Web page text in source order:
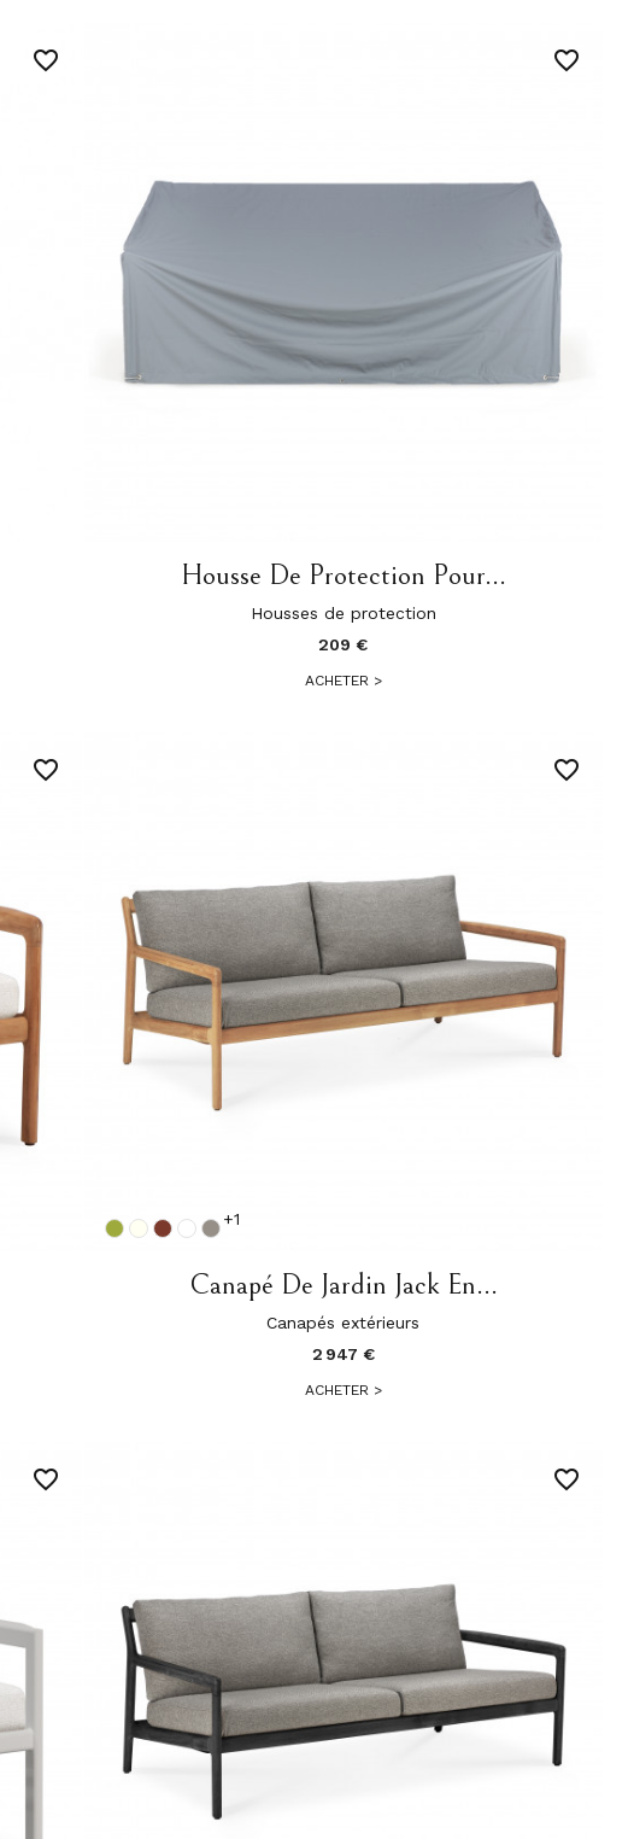
favorite_border
Housse De Protection Pour...
Housses de protection
209 €
ACHETER >
favorite_border
favorite_border
+1
Canapé De Jardin Jack En...
Canapés extérieurs
2 947 €
ACHETER >
favorite_border
favorite_border favorite_border